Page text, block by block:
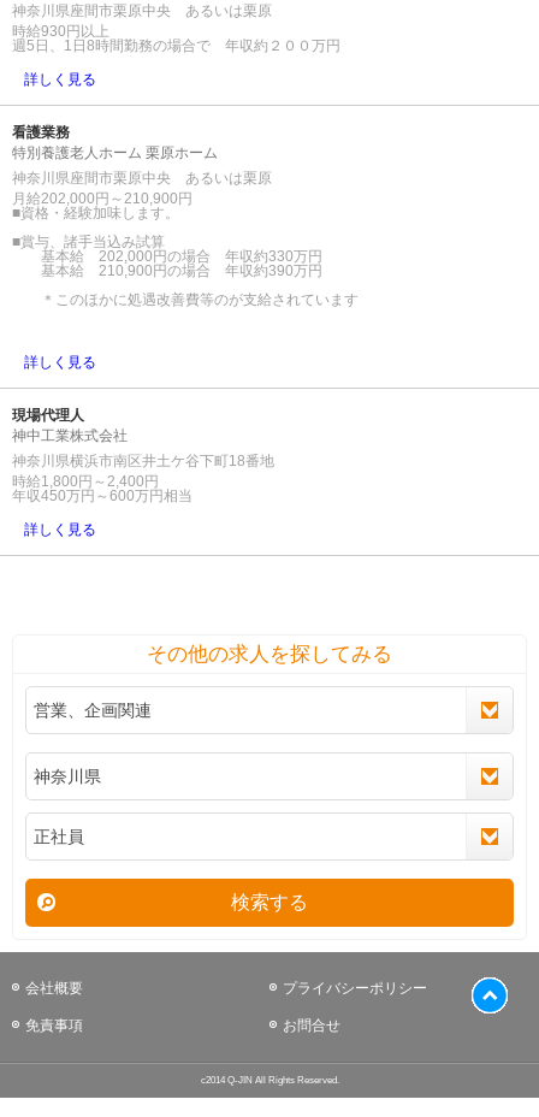
神奈川県座間市栗原中央 あるいは栗原
時給930円以上
週5日、1日8時間勤務の場合で 年収約２００万円
詳しく見る
看護業務
特別養護老人ホーム 栗原ホーム
神奈川県座間市栗原中央 あるいは栗原
月給202,000円～210,900円
■資格・経験加味します。
■賞与、諸手当込み試算
基本給 202,000円の場合 年収約330万円
基本給 210,900円の場合 年収約390万円
＊このほかに処遇改善費等のが支給されています
詳しく見る
現場代理人
神中工業株式会社
神奈川県横浜市南区井土ケ谷下町18番地
時給1,800円～2,400円
年収450万円～600万円相当
詳しく見る
その他の求人を探してみる
検索する
会社概要 プライバシーポリシー
免責事項 お問合せ
c2014 Q-JIN All Rights Reserved.